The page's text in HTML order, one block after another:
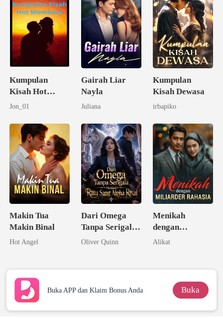
Kumpulan
Kisah Hot
Membara
Jon_01
Gairah Liar
Nayla
Juliana
Kumpulan
Kisah Dewasa
irbapiko
Makin Tua
Makin Binal
Hot Angel
Dari Omega
Tanpa Serigala
Menjadi Ratu
Oliver Quinn
Menikah
dengan
Miliarder
Alikat
Buka APP dan Klaim Bonus Anda Buka